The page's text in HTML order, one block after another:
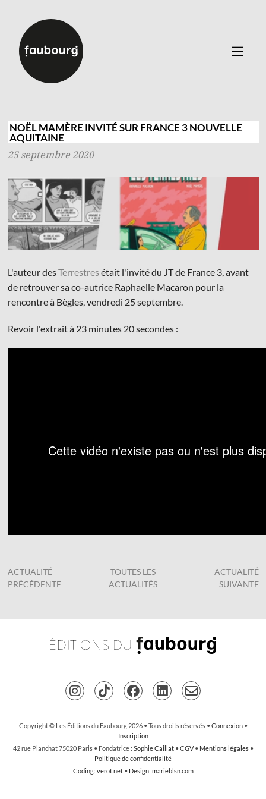
Auteurs
Événements
À propos
Connexion Inscription
© Les Éditions du Faubourg 2026
NOËL MAMÈRE INVITÉ SUR FRANCE 3 NOUVELLE
AQUITAINE
25 septembre 2020
L'auteur desTerrestres était l'invité du JT de France 3, avant
de retrouver sa co-autrice Raphaelle Macaron pour la
rencontre à Bègles, vendredi 25 septembre.
Revoir l'extrait à 23 minutes 20 secondes :
ACTUALITÉ
PRÉCÉDENTE
TOUTES LES
ACTUALITÉS
ACTUALITÉ
SUIVANTE
Copyright © Les Éditions du Faubourg 2026 • Tous droits réservés • Connexion•
Inscription
42 rue Planchat 75020 Paris • Fondatrice : Sophie Caillat• CGV• Mentions légales•
Politique de confidentialité
Coding: verot.net• Design: marieblsn.com